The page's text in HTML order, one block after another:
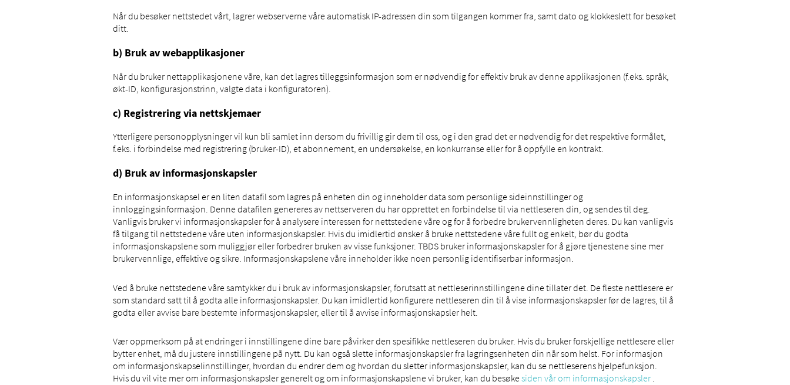
Når du besøker nettstedet vårt, lagrer webserverne våre automatisk IP-adressen din som tilgangen kommer fra, samt dato og klokkeslett for besøket
ditt.
b) Bruk av webapplikasjoner
Når du bruker nettapplikasjonene våre, kan det lagres tilleggsinformasjon som er nødvendig for effektiv bruk av denne applikasjonen (f.eks. språk,
økt-ID, konfigurasjonstrinn, valgte data i konfiguratoren).
c) Registrering via nettskjemaer
Ytterligere personopplysninger vil kun bli samlet inn dersom du frivillig gir dem til oss, og i den grad det er nødvendig for det respektive formålet,
f.eks. i forbindelse med registrering (bruker-ID), et abonnement, en undersøkelse, en konkurranse eller for å oppfylle en kontrakt.
d) Bruk av informasjonskapsler
En informasjonskapsel er en liten datafil som lagres på enheten din og inneholder data som personlige sideinnstillinger og
innloggingsinformasjon. Denne datafilen genereres av nettserveren du har opprettet en forbindelse til via nettleseren din, og sendes til deg.
Vanligvis bruker vi informasjonskapsler for å analysere interessen for nettstedene våre og for å forbedre brukervennligheten deres. Du kan vanligvis
få tilgang til nettstedene våre uten informasjonskapsler. Hvis du imidlertid ønsker å bruke nettstedene våre fullt og enkelt, bør du godta
informasjonskapslene som muliggjør eller forbedrer bruken av visse funksjoner. TBDS bruker informasjonskapsler for å gjøre tjenestene sine mer
brukervennlige, effektive og sikre. Informasjonskapslene våre inneholder ikke noen personlig identifiserbar informasjon.
Ved å bruke nettstedene våre samtykker du i bruk av informasjonskapsler, forutsatt at nettleserinnstillingene dine tillater det. De fleste nettlesere er
som standard satt til å godta alle informasjonskapsler. Du kan imidlertid konfigurere nettleseren din til å vise informasjonskapsler før de lagres, til å
godta eller avvise bare bestemte informasjonskapsler, eller til å avvise informasjonskapsler helt.
Vær oppmerksom på at endringer i innstillingene dine bare påvirker den spesifikke nettleseren du bruker. Hvis du bruker forskjellige nettlesere eller
bytter enhet, må du justere innstillingene på nytt. Du kan også slette informasjonskapsler fra lagringsenheten din når som helst. For informasjon
om informasjonskapselinnstillinger, hvordan du endrer dem og hvordan du sletter informasjonskapsler, kan du se nettleserens hjelpefunksjon.
Hvis du vil vite mer om informasjonskapsler generelt og om informasjonskapslene vi bruker, kan du besøkesiden vår om informasjonskapsler .